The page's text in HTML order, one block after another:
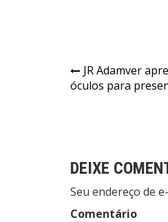
Navegação
de
JR Adamver
óculos para
DEIXE
Seu endereço de
Comentário